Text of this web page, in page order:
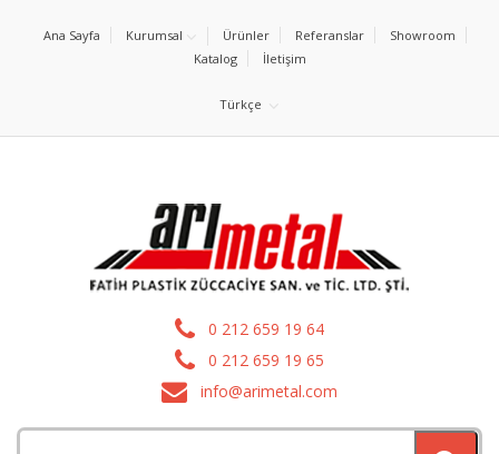
Ana Sayfa Kurumsal Ürünler Referanslar
Showroom
Katalog
İletişim
Türkçe
0 212 659 19 64
0 212 659 19 65
info@arimetal.com